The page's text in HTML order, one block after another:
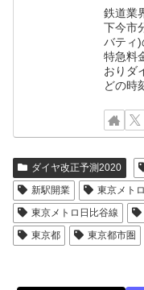
鉄道業
下今市
バティ)
特急料
おりダ
どの時
ダイヤ改正予測2020
新駅開業
東京メトロ
東京メトロ日比谷線
東京都
東京都市圏